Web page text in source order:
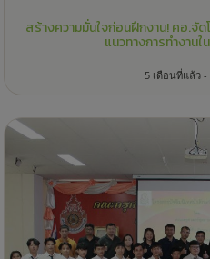
สร้างความมั่นใจก่อนฝึกงาน! คอ.จั
แนวทางการทำงาน
5 เดือนที่แล้ว -